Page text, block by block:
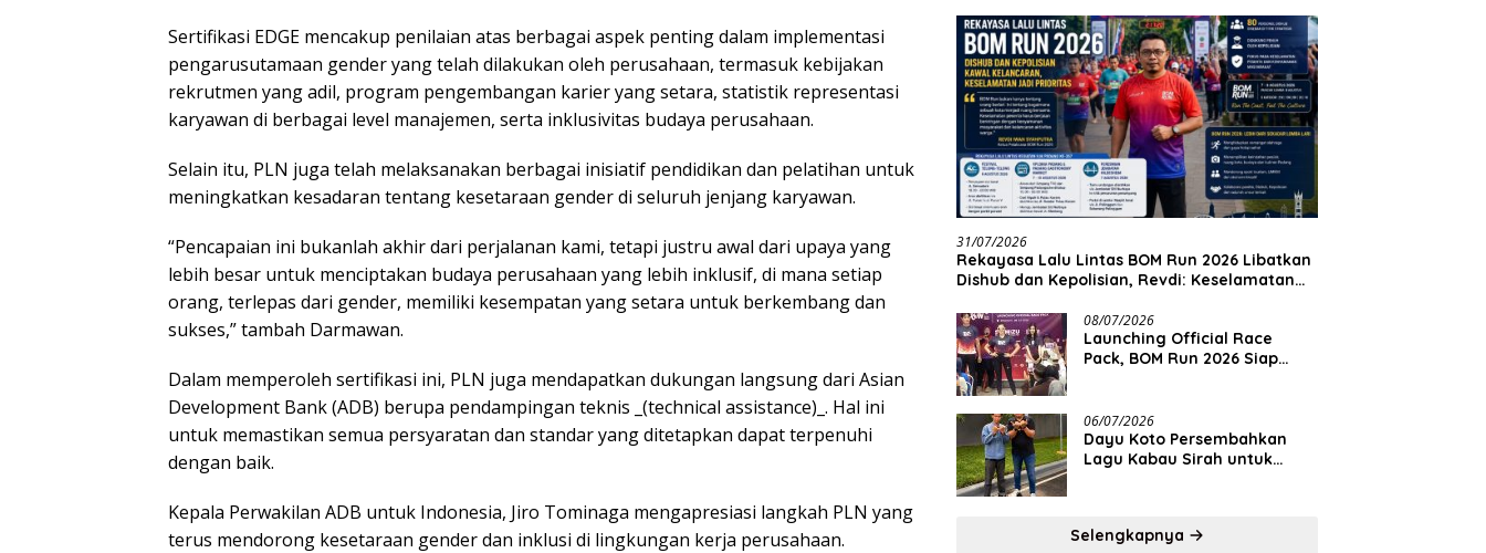
Sertifikasi EDGE mencakup penilaian atas berbagai aspek penting dalam implementasi
pengarusutamaan gender yang telah dilakukan oleh perusahaan, termasuk kebijakan
rekrutmen yang adil, program pengembangan karier yang setara, statistik representasi
karyawan di berbagai level manajemen, serta inklusivitas budaya perusahaan.
Selain itu, PLN juga telah melaksanakan berbagai inisiatif pendidikan dan pelatihan untuk
meningkatkan kesadaran tentang kesetaraan gender di seluruh jenjang karyawan.
“Pencapaian ini bukanlah akhir dari perjalanan kami, tetapi justru awal dari upaya yang
lebih besar untuk menciptakan budaya perusahaan yang lebih inklusif, di mana setiap
orang, terlepas dari gender, memiliki kesempatan yang setara untuk berkembang dan
sukses,” tambah Darmawan.
Dalam memperoleh sertifikasi ini, PLN juga mendapatkan dukungan langsung dari Asian
Development Bank (ADB) berupa pendampingan teknis _(technical assistance)_. Hal ini
untuk memastikan semua persyaratan dan standar yang ditetapkan dapat terpenuhi
dengan baik.
Kepala Perwakilan ADB untuk Indonesia, Jiro Tominaga mengapresiasi langkah PLN yang
terus mendorong kesetaraan gender dan inklusi di lingkungan kerja perusahaan.
31/07/2026
Rekayasa Lalu Lintas BOM Run 2026 Libatkan
Dishub dan Kepolisian, Revdi: Keselamatan
08/07/2026
Launching Official Race
Pack, BOM Run 2026 Siap
06/07/2026
Dayu Koto Persembahkan
Lagu Kabau Sirah untuk
Selengkapnya